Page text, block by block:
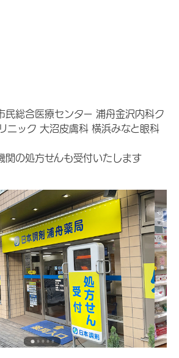
民総合医療センター 浦舟金沢内科ク
ニック 大沼皮膚科 横浜みなと眼科
関の処方せんも受付いたします